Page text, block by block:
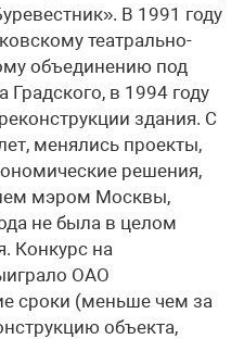
В 1991 году
театрально-
объединению под
в 1994 году
здания. С
менялись проекты,
решения,
мэром Москвы,
не была в целом
Конкурс на
ОАО
сроки (меньше чем за
объекта,